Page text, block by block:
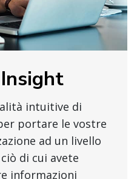
intuitive di
portare le vostre
ad un livello
di cui avete
informazioni